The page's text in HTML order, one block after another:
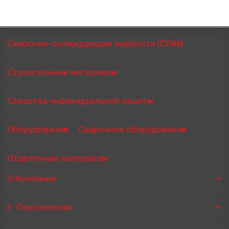
Смазочно-охлаждающие жидкости (СОЖ)
Строительные материалы
Средства индивидуальной защиты
Оборудование Сварочное оборудование
Отделочные материалы
О Компании
Покупателям